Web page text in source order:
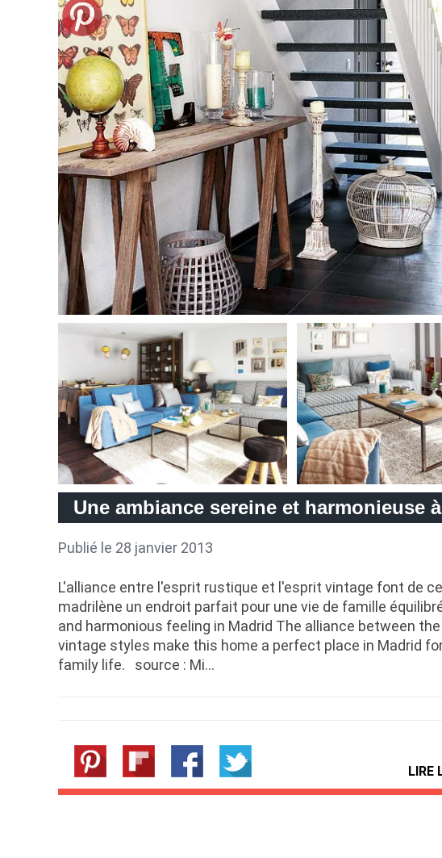
Une ambiance sereine et harmonieuse
Publié le 28 janvier 2013
L'alliance entre l'esprit rustique et l'esprit vintage font de
madrilène un endroit parfait pour une vie de famille
and harmonious feeling in Madrid The alliance between
vintage styles make this home a perfect place in Madrid
family life. source : Mi…
LIRE